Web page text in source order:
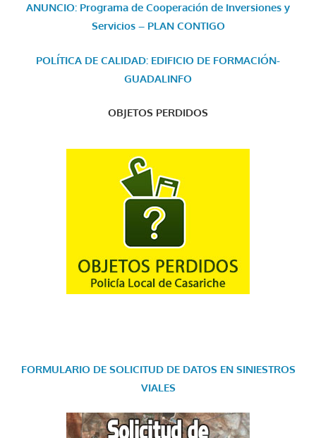
ANUNCIO: Programa de Cooperación de Inversiones y
Servicios – PLAN CONTIGO
POLÍTICA DE CALIDAD: EDIFICIO DE FORMACIÓN-
GUADALINFO
OBJETOS PERDIDOS
FORMULARIO DE SOLICITUD DE DATOS EN SINIESTROS
VIALES